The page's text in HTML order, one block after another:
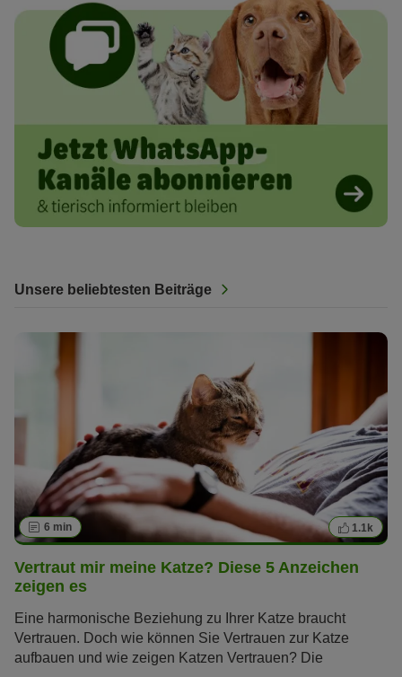
Unsere beliebtesten Beiträge
6 min 1.1k
Vertraut mir meine Katze? Diese 5 Anzeichen
zeigen es
Eine harmonische Beziehung zu Ihrer Katze braucht
Vertrauen. Doch wie können Sie Vertrauen zur Katze
aufbauen und wie zeigen Katzen Vertrauen? Die